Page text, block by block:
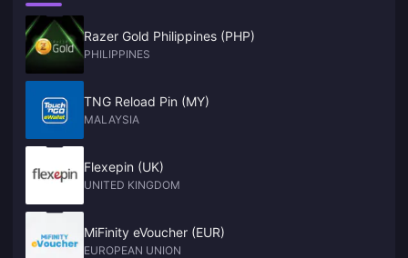
Razer Gold Philippines (PHP)
PHILIPPINES
TNG Reload Pin (MY)
MALAYSIA
Flexepin (UK)
UNITED KINGDOM
MiFinity eVoucher (EUR)
EUROPEAN UNION